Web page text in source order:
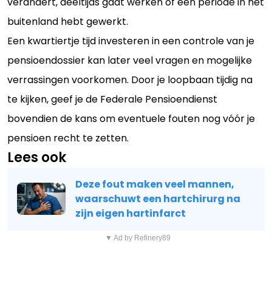
buitenland hebt gewerkt.
Een kwartiertje tijd investeren in een controle van je
pensioendossier kan later veel vragen en mogelijke
verrassingen voorkomen. Door je loopbaan tijdig na
te kijken, geef je de Federale Pensioendienst
bovendien de kans om eventuele fouten nog vóór je
pensioen recht te zetten.
Lees ook
Deze fout maken veel mannen,
waarschuwt een hartchirurg na
zijn eigen hartinfarct
▼ Ad by Refinery89